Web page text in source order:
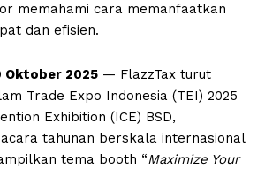
memahami cara memanfaatkan
dan efisien.
Oktober 2025 — FlazzTax turut
Trade Expo Indonesia (TEI) 2025
Exhibition (ICE) BSD,
tahunan berskala internasional
tema booth “Maximize Your